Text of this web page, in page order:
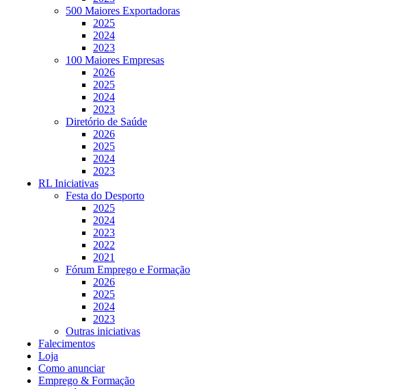
500 Maiores Exportadoras
2025
2024
2023
100 Maiores Empresas
2026
2025
2024
2023
Diretório de Saúde
2026
2025
2024
2023
RL Iniciativas
Festa do Desporto
2025
2024
2023
2022
2021
Fórum Emprego e Formação
2026
2025
2024
2023
Outras iniciativas
Falecimentos
Loja
Como anunciar
Emprego & Formação